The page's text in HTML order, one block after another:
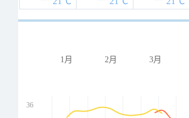
1月 2月 3月
36